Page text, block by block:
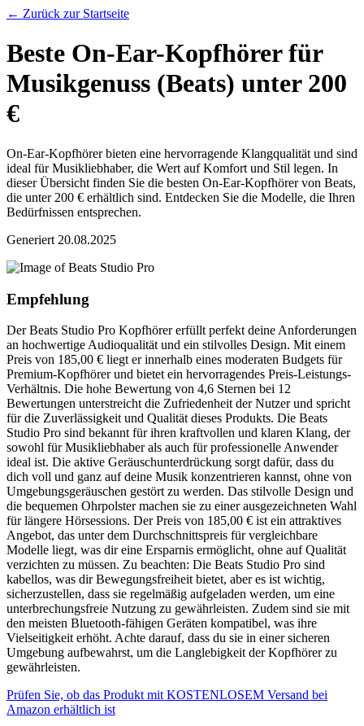
← Zurück zur Startseite
Beste On-Ear-Kopfhörer für
Musikgenuss (Beats) unter 200
€
On-Ear-Kopfhörer bieten eine hervorragende Klangqualität und sind
ideal für Musikliebhaber, die Wert auf Komfort und Stil legen. In
dieser Übersicht finden Sie die besten On-Ear-Kopfhörer von Beats,
die unter 200 € erhältlich sind. Entdecken Sie die Modelle, die Ihren
Bedürfnissen entsprechen.
Generiert 20.08.2025
Empfehlung
Der Beats Studio Pro Kopfhörer erfüllt perfekt deine Anforderungen
an hochwertige Audioqualität und ein stilvolles Design. Mit einem
Preis von 185,00 € liegt er innerhalb eines moderaten Budgets für
Premium-Kopfhörer und bietet ein hervorragendes Preis-Leistungs-
Verhältnis. Die hohe Bewertung von 4,6 Sternen bei 12
Bewertungen unterstreicht die Zufriedenheit der Nutzer und spricht
für die Zuverlässigkeit und Qualität dieses Produkts. Die Beats
Studio Pro sind bekannt für ihren kraftvollen und klaren Klang, der
sowohl für Musikliebhaber als auch für professionelle Anwender
ideal ist. Die aktive Geräuschunterdrückung sorgt dafür, dass du
dich voll und ganz auf deine Musik konzentrieren kannst, ohne von
Umgebungsgeräuschen gestört zu werden. Das stilvolle Design und
die bequemen Ohrpolster machen sie zu einer ausgezeichneten Wahl
für längere Hörsessions. Der Preis von 185,00 € ist ein attraktives
Angebot, das unter dem Durchschnittspreis für vergleichbare
Modelle liegt, was dir eine Ersparnis ermöglicht, ohne auf Qualität
verzichten zu müssen. Zu beachten: Die Beats Studio Pro sind
kabellos, was dir Bewegungsfreiheit bietet, aber es ist wichtig,
sicherzustellen, dass sie regelmäßig aufgeladen werden, um eine
unterbrechungsfreie Nutzung zu gewährleisten. Zudem sind sie mit
den meisten Bluetooth-fähigen Geräten kompatibel, was ihre
Vielseitigkeit erhöht. Achte darauf, dass du sie in einer sicheren
Umgebung aufbewahrst, um die Langlebigkeit der Kopfhörer zu
gewährleisten.
Prüfen Sie, ob das Produkt mit KOSTENLOSEM Versand bei
Amazon erhältlich ist